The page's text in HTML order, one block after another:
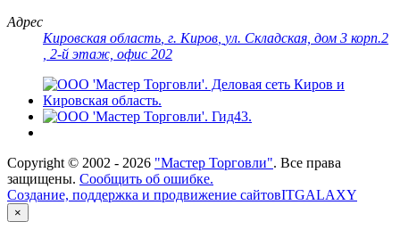
Адрес
Кировская область г. Киров ул. Складская, дом 3 корп.2
, 2-й этаж, офис 202
Copyright © 2002 - 2026 "Мастер Торговли". Все права
защищены. Сообщить об ошибке.
Создание, поддержка и продвижение сайтовITGALAXY
×